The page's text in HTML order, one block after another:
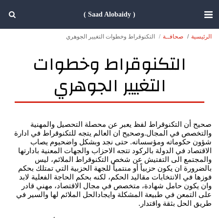
( Saad Alobaidy )
الرئيسية صحافــة التكنوقراط وخطوات التغيير الجوهري
التكنوقراط وخطوات
التغيير الجوهري
صحيح أن التكنوقراط لفظ يعبر عن محصلة التحصيل والمهنية
والتخصص في المجال.وصحيح ان العالم يتجه للتكنوقراط في ادارة
شؤون حكوماته ومؤسساته. حتى نجد وبشكل واضحيوم يصاب
الاقتصاد في الدولة بالركود تتجه الاحزاب والجهات المعنية بادارتها
والمجتمع الى التفتيش عن شخص التكنوقراط الملائم، ليس
بالضرورة ان يكون حزبياً أو منتمياً للجهة الحزبية التي تمتلك بحكم
فوزها في الانتخابات مقاليد الحكم، لكنه بحكم الحاجة الفعلية لابد
وان يكون حامل شهادة، متخصص في مجال الاقتصاد، مهني قادر
على التمعن في طبيعة المشكلة وايجادالحل الملائم لها والسير في
طريق الحل بثقة واقتدار.